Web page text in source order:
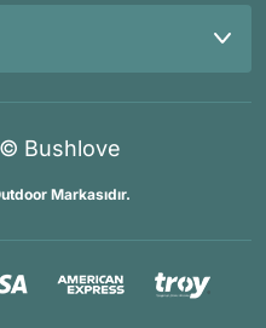
Bushlove
Markasıdır.